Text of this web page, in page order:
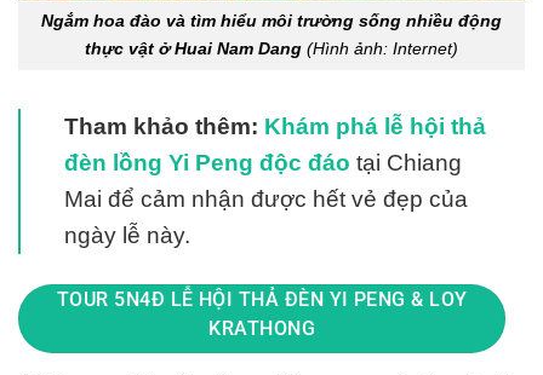
Ngắm hoa đào và tìm hiểu môi trường sống nhiều động
thực vật ở Huai Nam Dang (Hình ảnh: Internet)
Tham khảo thêm: Khám phá lễ hội thả
đèn lồng Yi Peng độc đáo tại Chiang
Mai để cảm nhận được hết vẻ đẹp của
ngày lễ này.
TOUR 5N4Đ LỄ HỘI THẢ ĐÈN YI PENG & LOY
KRATHONG